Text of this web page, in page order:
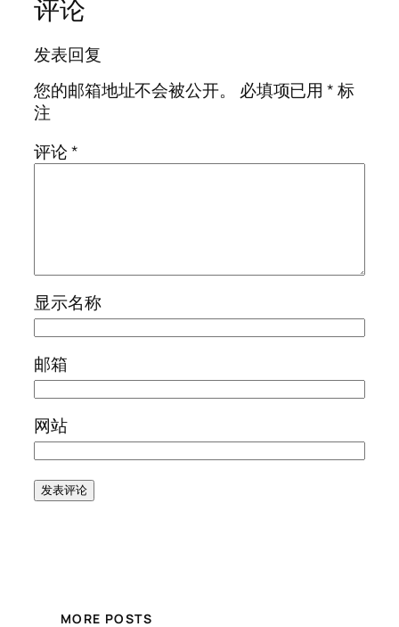
评论
发表回复
您的邮箱地址不会被公开。
必填项已用*标
注
评论*
显示名称
邮箱
网站
MORE POSTS